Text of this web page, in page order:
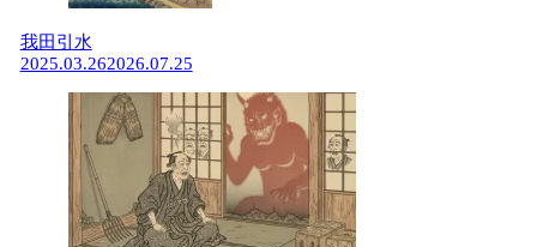
我田引水
2025.03.262026.07.25